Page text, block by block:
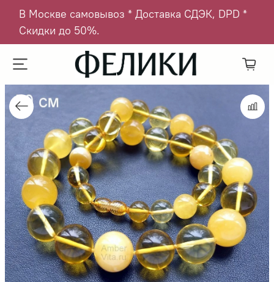
В Москве самовывоз * Доставка СДЭК, DPD *
Скидки до 50%.